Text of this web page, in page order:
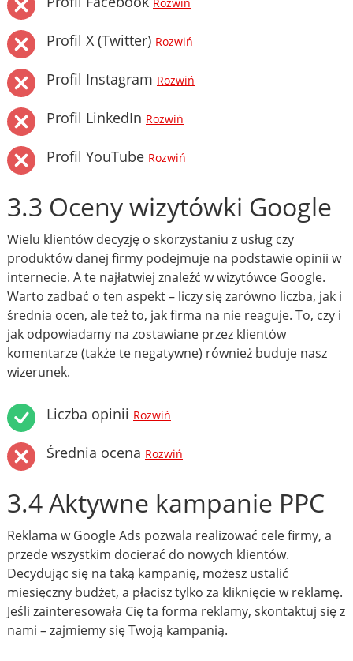
Rozwiń
Profil X (Twitter) Rozwiń
Profil Instagram Rozwiń
Profil LinkedIn Rozwiń
Profil YouTube Rozwiń
3.3 Oceny wizytówki Google
Wielu klientów decyzję o skorzystaniu z usług czy
produktów danej firmy podejmuje na podstawie opinii w
internecie. A te najłatwiej znaleźć w wizytówce Google.
Warto zadbać o ten aspekt – liczy się zarówno liczba, jak i
średnia ocen, ale też to, jak firma na nie reaguje. To, czy i
jak odpowiadamy na zostawiane przez klientów
komentarze (także te negatywne) również buduje nasz
wizerunek.
Liczba opinii Rozwiń
Średnia ocena Rozwiń
3.4 Aktywne kampanie PPC
Reklama w Google Ads pozwala realizować cele firmy, a
przede wszystkim docierać do nowych klientów.
Decydując się na taką kampanię, możesz ustalić
miesięczny budżet, a płacisz tylko za kliknięcie w reklamę.
Jeśli zainteresowała Cię ta forma reklamy, skontaktuj się z
nami – zajmiemy się Twoją kampanią.